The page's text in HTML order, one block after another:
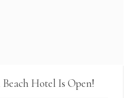
Hotel Is Open!